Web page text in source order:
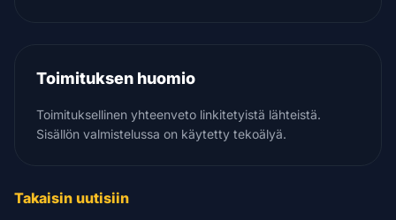
Toimituksen huomio
Toimituksellinen yhteenveto linkitetyistä lähteistä.
Sisällön valmistelussa on käytetty tekoälyä.
Takaisin uutisiin